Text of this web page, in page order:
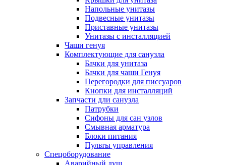
Напольные унитазы
Подвесные унитазы
Приставные унитазы
Унитазы с инсталляцией
Чаши генуя
Комплектующие для санузла
Бачки для унитаза
Бачки для чаши Генуя
Перегородки для писсуаров
Кнопки для инсталляций
Запчасти дли санузла
Патрубки
Сифоны для сан узлов
Смывная арматура
Блоки питания
Пульты управления
Спецоборудование
Аварийный душ